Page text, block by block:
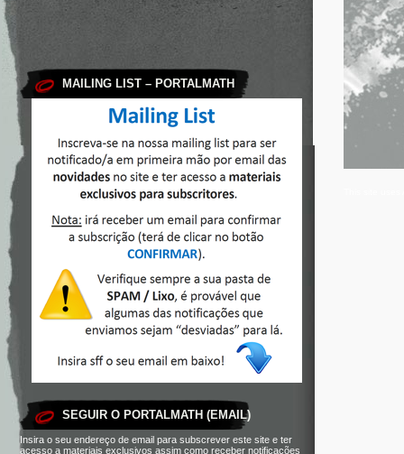
MAILING LIST – PORTALMATH
SEGUIR O PORTALMATH (EMAIL)
Insira o seu endereço de email para subscrever este site e ter
acesso a materiais exclusivos assim como receber notificações